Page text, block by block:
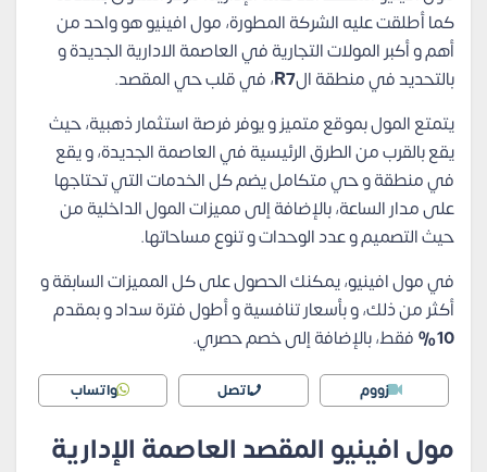
كما أطلقت عليه الشركة المطورة، مول افينيو هو واحد من
أهم و أكبر المولات التجارية في العاصمة الادارية الجديدة و
بالتحديد في منطقة الR7، في قلب حي المقصد.
يتمتع المول بموقع متميز و يوفر فرصة استثمار ذهبية، حيث
يقع بالقرب من الطرق الرئيسية في العاصمة الجديدة، و يقع
في منطقة و حي متكامل يضم كل الخدمات التي تحتاجها
على مدار الساعة، بالإضافة إلى مميزات المول الداخلية من
حيث التصميم و عدد الوحدات و تنوع مساحاتها.
في مول افينيو، يمكنك الحصول على كل المميزات السابقة و
أكثر من ذلك، و بأسعار تنافسية و أطول فترة سداد و بمقدم
10%
فقط، بالإضافة إلى خصم حصري.
زووم اتصل واتساب
مول افينيو المقصد العاصمة الإدارية